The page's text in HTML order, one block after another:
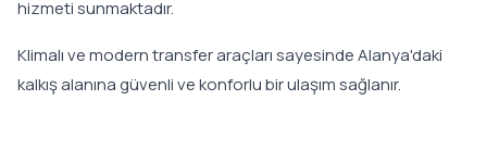
hizmeti sunmaktadır.
Klimalı ve modern transfer araçları sayesinde Alanya'daki
kalkış alanına güvenli ve konforlu bir ulaşım sağlanır.